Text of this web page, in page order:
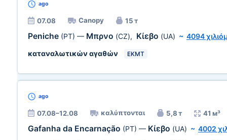
ago
07.08 Canopy 15 т
Peniche (PT) — Μπρνο (CZ), Κίεβο (UA) ~ 4094
καταναλωτικών αγαθών
EKMT
ago
07.08–12.08 καλύπτονται 5,8 т 41 м³
Gafanha da Encarnação (PT) — Κίεβο (UA) ~ 4002